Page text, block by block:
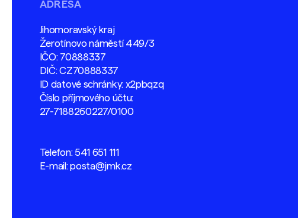
ADRESA
Jihomoravský kraj
Žerotínovo náměstí 449/3
IČO: 70888337
DIČ: CZ70888337
ID datové schránky: x2pbqzq
Číslo příjmového účtu:
27-7188260227/0100
Telefon: 541 651 111
E-mail:posta@jmk.cz